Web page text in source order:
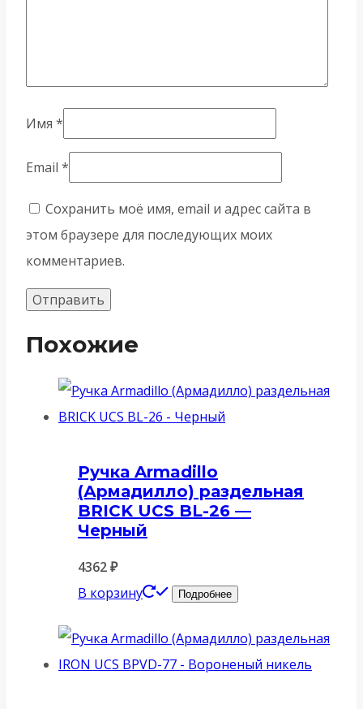
Имя *
Email *
Сохранить моё имя, email и адрес сайта в
этом браузере для последующих моих
комментариев.
Похожие
Ручка Armadillo
(Армадилло) раздельная
BRICK UCS BL-26 —
Черный
4362₽
В корзину
Подробнее